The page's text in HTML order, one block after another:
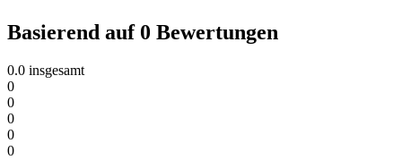
Basierend auf 0 Bewertungen
0.0 insgesamt
0
0
0
0
0